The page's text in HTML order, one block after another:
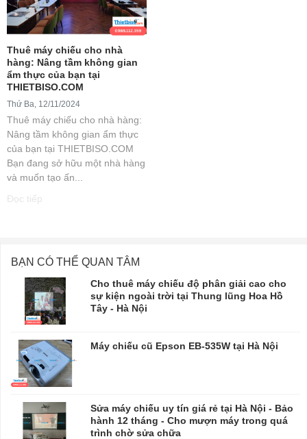
Thuê máy chiếu cho nhà
hàng: Nâng tầm không gian
ẩm thực của bạn tại
THIETBISO.COM
Thứ Ba, 12/11/2024
Thuê máy chiếu cho nhà hàng:
Nâng tầm không gian ẩm thực
của bạn tại THIETBISO.COM
Bạn đang sở hữu một nhà hàng
và muốn tạo ấn...
Đọc tiếp
BẠN CÓ THỂ QUAN TÂM
Cho thuê máy chiếu độ phân giải cao cho
sự kiện ngoài trời tại Thung lũng Hoa Hồ
Tây - Hà Nội
Máy chiếu cũ Epson EB-535W tại Hà Nội
Sửa máy chiếu uy tín giá rẻ tại Hà Nội - Bảo
hành 12 tháng - Cho mượn máy trong quá
trình chờ sửa chữa